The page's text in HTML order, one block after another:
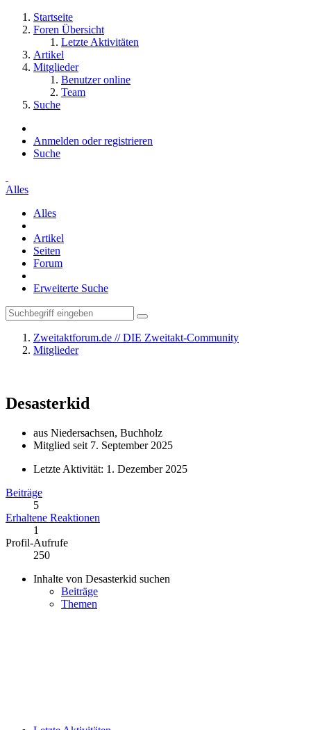
Startseite
Foren Übersicht
Letzte Aktivitäten
Artikel
Mitglieder
Benutzer online
Team
Suche
Anmelden oder registrieren
Suche
Alles
Alles
Artikel
Seiten
Forum
Erweiterte Suche
Zweitaktforum.de // DIE Zweitakt-Community
Mitglieder
Desasterkid
aus Niedersachsen, Buchholz
Mitglied seit 7. September 2025
Letzte Aktivität: 1. Dezember 2025
Beiträge
5
Erhaltene Reaktionen
1
Profil-Aufrufe
250
Inhalte von Desasterkid suchen
Beiträge
Themen